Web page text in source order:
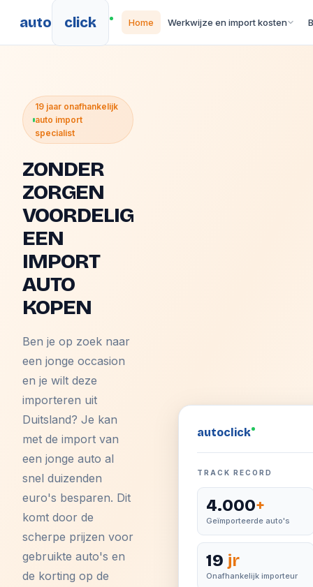
auto click Home Werkwijze en import kosten
19 jaar onafhankelijk
auto import
specialist
ZONDER
ZORGEN
VOORDELIG
EEN
IMPORT
AUTO
KOPEN
Ben je op zoek naar
een jonge occasion
en je wilt deze
importeren uit
Duitsland? Je kan
met de import van
een jonge auto al
snel duizenden
euro's besparen. Dit
komt door de
scherpe prijzen voor
gebruikte auto's en
de korting op de
autoclick
TRACK RECORD
4.000+
Geïmporteerde auto's
19 jr
Onafhankelijk importeur